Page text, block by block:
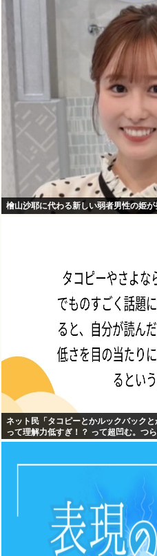
檜山沙耶に代わる新しい弱者男性の姫が
ネット民「タコピーとかルックバック
って理解力低すぎ！？ って超凹む。つら